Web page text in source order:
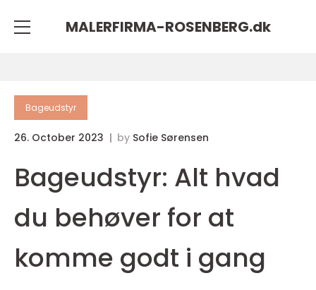
MALERFIRMA-ROSENBERG.dk
Bageudstyr
26. October 2023 by Sofie Sørensen
Bageudstyr: Alt hvad
du behøver for at
komme godt i gang